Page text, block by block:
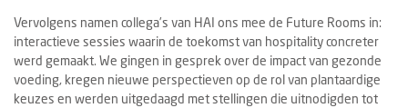
Vervolgens namen collega’s van HAI ons mee de Future Rooms in:
interactieve sessies waarin de toekomst van hospitality concreter
werd gemaakt. We gingen in gesprek over de impact van gezonde
voeding, kregen nieuwe perspectieven op de rol van plantaardige
keuzes en werden uitgedaagd met stellingen die uitnodigden tot